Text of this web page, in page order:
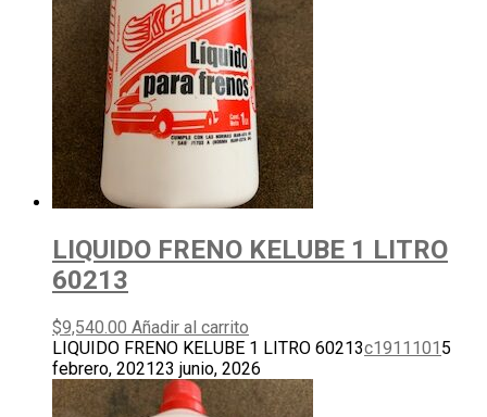
LIQUIDO FRENO KELUBE 1 LITRO
60213
$9,540.00 Añadir al carrito
LIQUIDO FRENO KELUBE 1 LITRO 60213c1911101 5
febrero, 202123 junio, 2026